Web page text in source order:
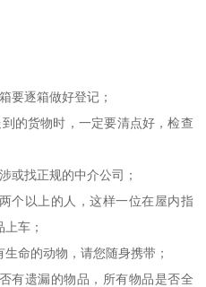
要逐箱做好登记；
的货物时，一定要清点好，检查
或找正规的中介公司；
个以上的人，这样一位在屋内指
车；
命的动物，请您随身携带；
有遗漏的物品，所有物品是否全